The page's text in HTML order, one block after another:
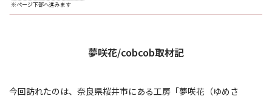
※ページ下部へ進みます
夢咲花/cobcob取材記
今回訪れたのは、奈良県桜井市にある工房「夢咲花（ゆめさ